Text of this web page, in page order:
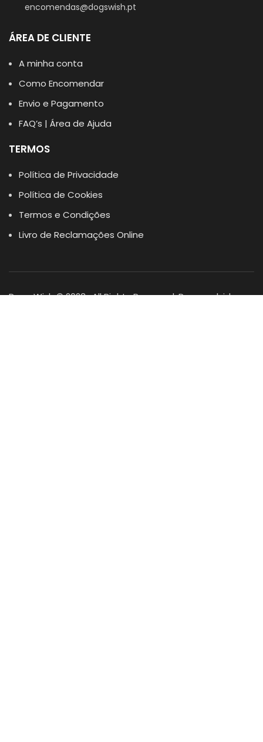
encomendas@dogswish.pt
ÁREA DE CLIENTE
A minha conta
Como Encomendar
Envio e Pagamento
FAQ’s | Área de Ajuda
TERMOS
Política de Privacidade
Política de Cookies
Termos e Condições
Livro de Reclamações Online
Dogs Wish © 2023 . All Rights Reserved. Desenvolvido por